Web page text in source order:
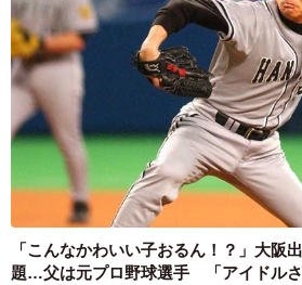
「こんなかわいい子おるん！？」大阪
題…父は元プロ野球選手 「アイドル